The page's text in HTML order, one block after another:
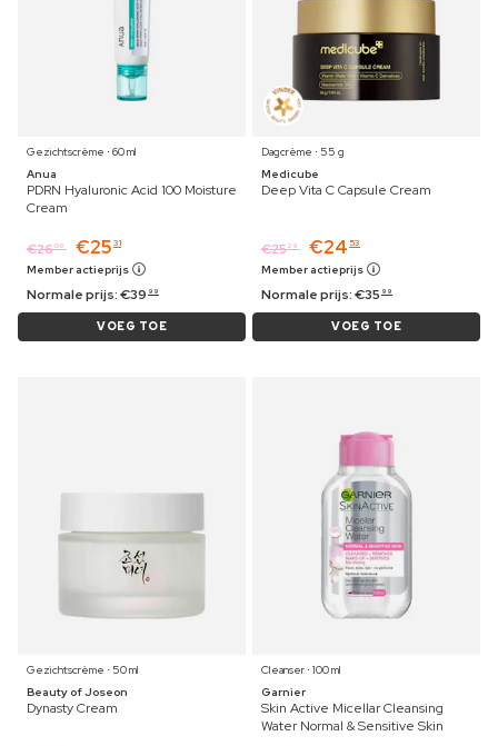
Gezichtscrème ⋅ 60 ml
Anua
PDRN Hyaluronic Acid 100 Moisture
Cream
€2609 €25 31
Member actieprijs
Normale prijs:€39 99
VOEG TOE
Dagcrème ⋅ 55 g
Medicube
Deep Vita C Capsule Cream
€2529 €24 53
Member actieprijs
Normale prijs:€35 99
VOEG TOE
Gezichtscrème ⋅ 50 ml
Beauty of Joseon
Dynasty Cream
Cleanser ⋅ 100 ml
Garnier
Skin Active Micellar Cleansing
Water Normal & Sensitive Skin